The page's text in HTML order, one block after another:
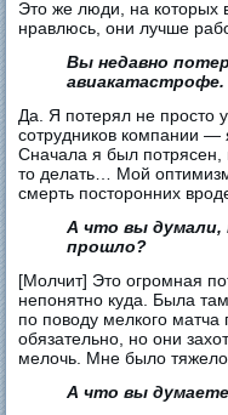
Это же люди, на которых
нравлюсь, они лучше
Вы недавно
авиакатастрофе.
Да. Я потерял не просто
сотрудников компании —
Сначала я был
то делать… Мой
смерть посторонних
А что вы думали,
прошло?
[Молчит] Это огромная
непонятно куда. Была
по поводу мелкого матча
обязательно, но они
мелочь. Мне было
А что вы думаете